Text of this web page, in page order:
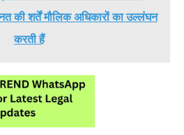
की शर्तें मौलिक अधिकारों का उल्लंघन
करती हैं